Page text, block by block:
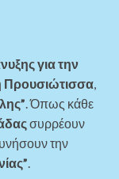
για την
Προυσιώτισσα,
. Όπως κάθε
συρρέουν
την
.